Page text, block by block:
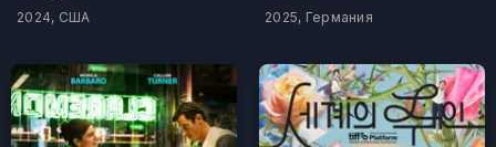
2024, США 2025, Германия